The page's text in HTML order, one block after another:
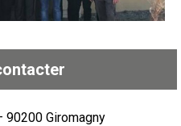
90200 Giromagny